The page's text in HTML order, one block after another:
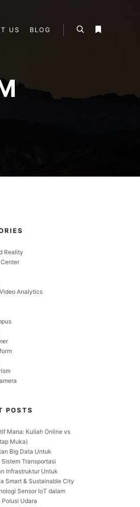
US BLOG
Reality
Analytics
POSTS
Mana: Kuliah Online vs
Muka)
Big Data Untuk
Transportasi
Infrastruktur Untuk
Smart & Sustainable City
Sensor IoT dalam
Polusi Udara